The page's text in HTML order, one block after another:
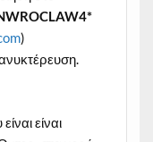
)
είναι